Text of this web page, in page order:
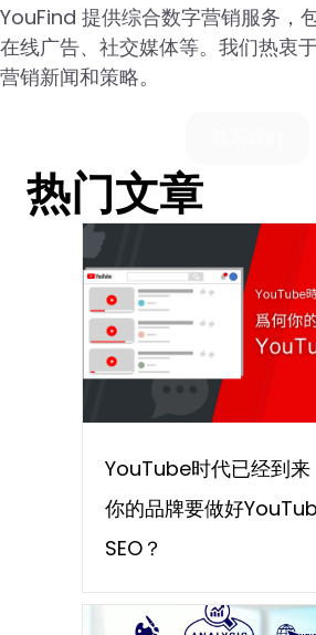
YouFind 提供综合数字营销服务，
在线广告、社交媒体等。我们热衷
营销新闻和策略。
热门文章
YouTube时代已经到来
你的品牌要做好
SEO？